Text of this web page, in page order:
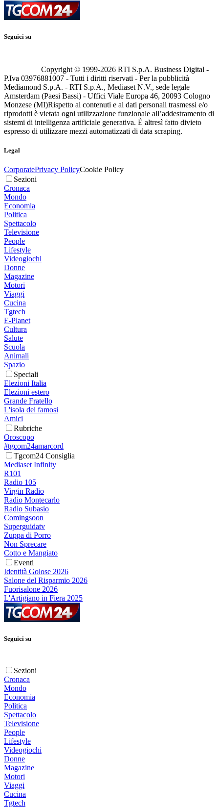
Seguici su
Copyright © 1999-2026 RTI S.p.A. Business Digital -
P.Iva 03976881007 - Tutti i diritti riservati - Per la pubblicità
Mediamond S.p.A. - RTI S.p.A., Mediaset N.V., sede legale
Amsterdam (Paesi Bassi) - Uffici Viale Europa 46, 20093 Cologno
Monzese (MI)Rispetto ai contenuti e ai dati personali trasmessi e/o
riprodotti è vietata ogni utilizzazione funzionale all’addestramento di
sistemi di intelligenza artificiale generativa. È altresì fatto divieto
espresso di utilizzare mezzi automatizzati di data scraping.
Legal
CorporatePrivacy PolicyCookie Policy
Sezioni
Cronaca
Mondo
Economia
Politica
Spettacolo
Televisione
People
Lifestyle
Videogiochi
Donne
Magazine
Motori
Viaggi
Cucina
Tgtech
E-Planet
Cultura
Salute
Scuola
Animali
Spazio
Speciali
Elezioni Italia
Elezioni estero
Grande Fratello
L'isola dei famosi
Amici
Rubriche
Oroscopo
#tgcom24amarcord
Tgcom24 Consiglia
Mediaset Infinity
R101
Radio 105
Virgin Radio
Radio Montecarlo
Radio Subasio
Comingsoon
Superguidatv
Zuppa di Porro
Non Sprecare
Cotto e Mangiato
Eventi
Identità Golose 2026
Salone del Risparmio 2026
Fuorisalone 2026
L'Artigiano in Fiera 2025
Seguici su
Sezioni
Cronaca
Mondo
Economia
Politica
Spettacolo
Televisione
People
Lifestyle
Videogiochi
Donne
Magazine
Motori
Viaggi
Cucina
Tgtech